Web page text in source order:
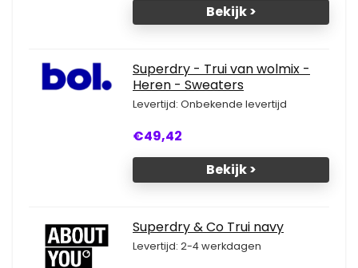
Bekijk >
Superdry - Trui van wolmix -
Heren - Sweaters
Levertijd: Onbekende levertijd
€49,42
Bekijk >
Superdry & Co Trui navy
Levertijd: 2-4 werkdagen